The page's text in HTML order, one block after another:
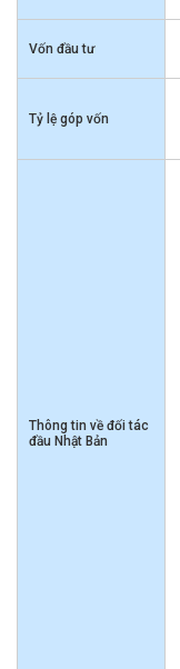
Vốn đầu tư
Tỷ lệ góp vốn
Thông tin về đối tác
đầu Nhật Bản